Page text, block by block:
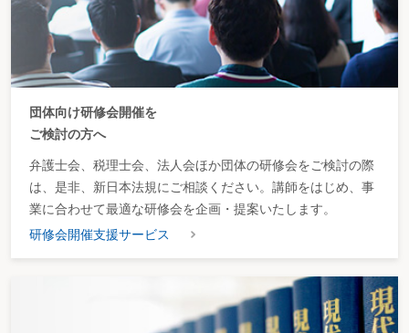
てくるという保証はないという回答になる。
その上で、平成14年分所得税ということであり、平成15年11月現在でまだ
通常の更正の請求が可能な状態であるので、更正の請求・不服申立・訴訟とい
う一連の手続をとりうることについて知らせておく必要がある。この際、その
ような手続をとる場合のリスクとコストについて説明するべきであろう。ま
ず、コストとしては、不服申立及び訴訟を税理士又は弁護士等に委任した際に
払う報酬と、印紙代等の訴訟費用があり、リスクとしては将来敗訴してしまっ
た場合にこれらが戻ってこないということがある。その上で、現在進行してい
る裁判の見通しにつき意見を求められる可能性が高いので、この点については
3 注意点
最後に、実際にあったケースを元に注意喚起をしておきたい。ある相談者
由がない旨の通知」が来たにもかかわらず不服申立をしなかったというケース
にも、各手続を一つずつ、しかも所定の期限内に踏んでおくことが必要なこと
団体向け研修会開催を
ご検討の方へ
弁護士会、税理士会、法人会ほか団体の研修会をご検討の際
は、是非、新日本法規にご相談ください。講師をはじめ、事
業に合わせて最適な研修会を企画・提案いたします。
研修会開催支援サービス